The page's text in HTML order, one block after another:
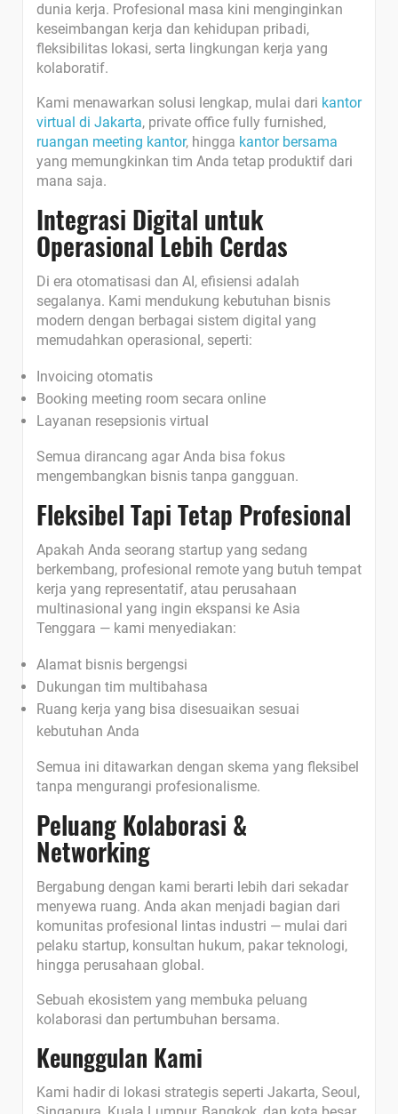
dunia kerja. Profesional masa kini menginginkan
keseimbangan kerja dan kehidupan pribadi,
fleksibilitas lokasi, serta lingkungan kerja yang
kolaboratif.
Kami menawarkan solusi lengkap, mulai dari kantor
virtual di Jakarta, private office fully furnished,
ruangan meeting kantor, hingga kantor bersama
yang memungkinkan tim Anda tetap produktif dari
mana saja.
Integrasi Digital untuk
Operasional Lebih Cerdas
Di era otomatisasi dan AI, efisiensi adalah
segalanya. Kami mendukung kebutuhan bisnis
modern dengan berbagai sistem digital yang
memudahkan operasional, seperti:
Invoicing otomatis
Booking meeting room secara online
Layanan resepsionis virtual
Semua dirancang agar Anda bisa fokus
mengembangkan bisnis tanpa gangguan.
Fleksibel Tapi Tetap Profesional
Apakah Anda seorang startup yang sedang
berkembang, profesional remote yang butuh tempat
kerja yang representatif, atau perusahaan
multinasional yang ingin ekspansi ke Asia
Tenggara — kami menyediakan:
Alamat bisnis bergengsi
Dukungan tim multibahasa
Ruang kerja yang bisa disesuaikan sesuai
kebutuhan Anda
Semua ini ditawarkan dengan skema yang fleksibel
tanpa mengurangi profesionalisme.
Peluang Kolaborasi &
Networking
Bergabung dengan kami berarti lebih dari sekadar
menyewa ruang. Anda akan menjadi bagian dari
komunitas profesional lintas industri — mulai dari
pelaku startup, konsultan hukum, pakar teknologi,
hingga perusahaan global.
Sebuah ekosistem yang membuka peluang
kolaborasi dan pertumbuhan bersama.
Keunggulan Kami
Kami hadir di lokasi strategis seperti Jakarta, Seoul,